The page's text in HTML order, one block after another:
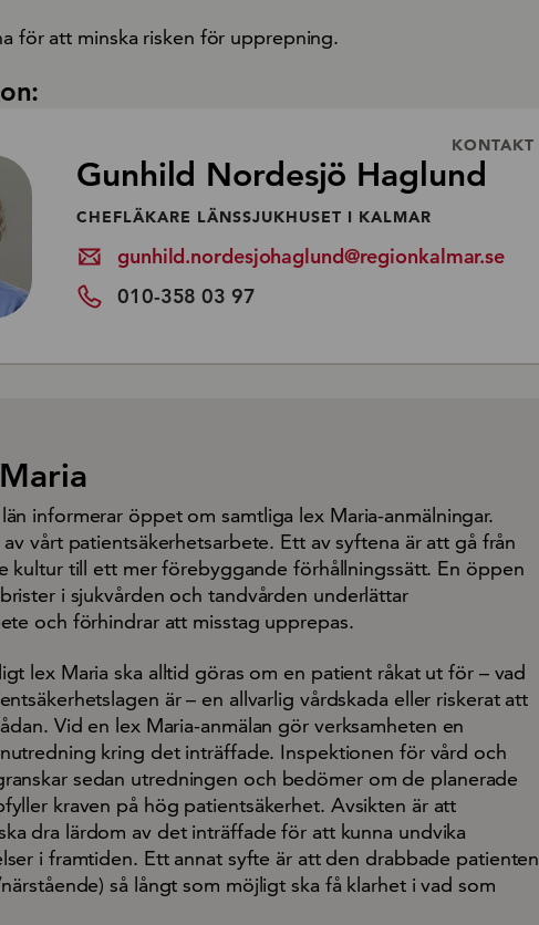
för att minska risken för upprepning.
KONTAKT
Gunhild Nordesjö Haglund
CHEFLÄKARE LÄNSSJUKHUSET I KALMAR
gunhild.nordesjohaglund@regionkalmar.se
010-358 03 97
informerar öppet om samtliga lex Maria-anmälningar.
vårt patientsäkerhetsarbete. Ett av syftena är att gå från
kultur till ett mer förebyggande förhållningssätt. En öppen
i sjukvården och tandvården underlättar
och förhindrar att misstag upprepas.
lex Maria ska alltid göras om en patient råkat ut för – vad
är – en allvarlig vårdskada eller riskerat att
Vid en lex Maria-anmälan gör verksamheten en
kring det inträffade. Inspektionen för vård och
sedan utredningen och bedömer om de planerade
kraven på hög patientsäkerhet. Avsikten är att
dra lärdom av det inträffade för att kunna undvika
i framtiden. Ett annat syfte är att den drabbade patienten
så långt som möjligt ska få klarhet i vad som